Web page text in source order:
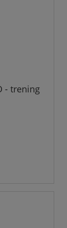
- trening